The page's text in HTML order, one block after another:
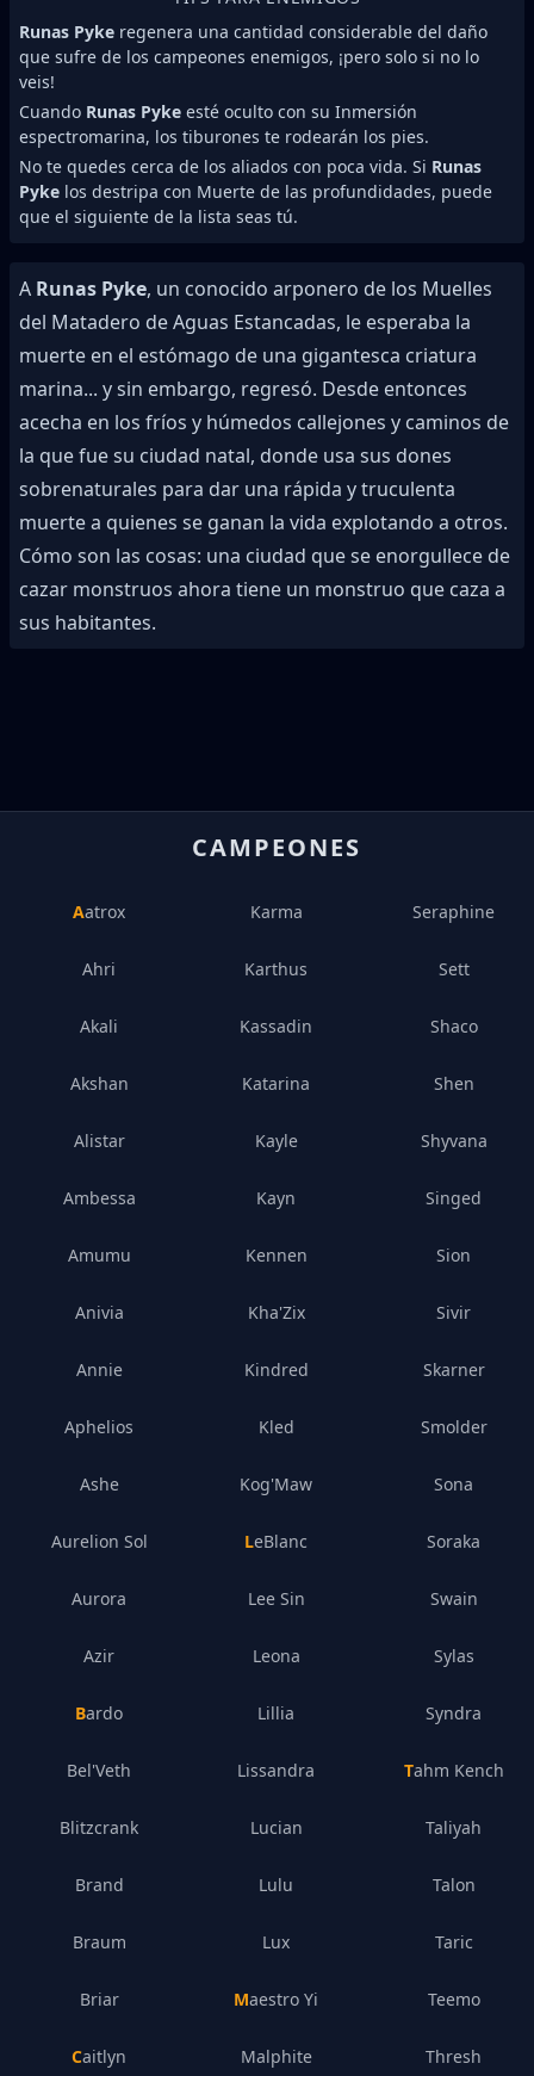
Runas Pyke regenera una cantidad considerable del daño
que sufre de los campeones enemigos, ¡pero solo si no lo
veis!
Cuando Runas Pyke esté oculto con su Inmersión
espectromarina, los tiburones te rodearán los pies.
No te quedes cerca de los aliados con poca vida. Si Runas
Pyke los destripa con Muerte de las profundidades, puede
que el siguiente de la lista seas tú.
A Runas Pyke, un conocido arponero de los Muelles
del Matadero de Aguas Estancadas, le esperaba la
muerte en el estómago de una gigantesca criatura
marina... y sin embargo, regresó. Desde entonces
acecha en los fríos y húmedos callejones y caminos de
la que fue su ciudad natal, donde usa sus dones
sobrenaturales para dar una rápida y truculenta
muerte a quienes se ganan la vida explotando a otros.
Cómo son las cosas: una ciudad que se enorgullece de
cazar monstruos ahora tiene un monstruo que caza a
sus habitantes.
CAMPEONES
Aatrox
Ahri
Akali
Akshan
Alistar
Ambessa
Amumu
Anivia
Annie
Aphelios
Ashe
Aurelion Sol
Aurora
Azir
Bardo
Bel'Veth
Blitzcrank
Brand
Braum
Briar
Caitlyn
Karma
Karthus
Kassadin
Katarina
Kayle
Kayn
Kennen
Kha'Zix
Kindred
Kled
Kog'Maw
LeBlanc
Lee Sin
Leona
Lillia
Lissandra
Lucian
Lulu
Lux
Maestro Yi
Malphite
Seraphine
Sett
Shaco
Shen
Shyvana
Singed
Sion
Sivir
Skarner
Smolder
Sona
Soraka
Swain
Sylas
Syndra
Tahm Kench
Taliyah
Talon
Taric
Teemo
Thresh